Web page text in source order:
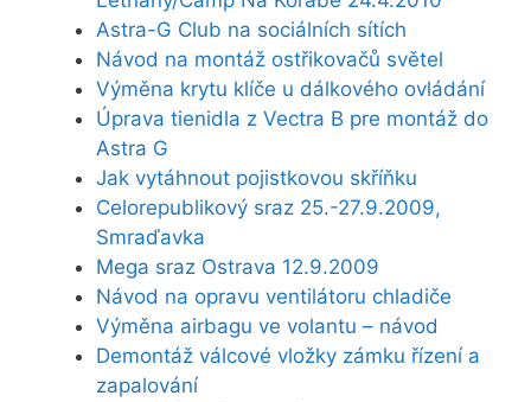
Astra-G Club na sociálních sítích
Návod na montáž ostřikovačů světel
Výměna krytu klíče u dálkového ovládání
Úprava tienidla z Vectra B pre montáž do
Astra G
Jak vytáhnout pojistkovou skříňku
Celorepublikový sraz 25.-27.9.2009,
Smraďavka
Mega sraz Ostrava 12.9.2009
Návod na opravu ventilátoru chladiče
Výměna airbagu ve volantu – návod
Demontáž válcové vložky zámku řízení a
zapalování